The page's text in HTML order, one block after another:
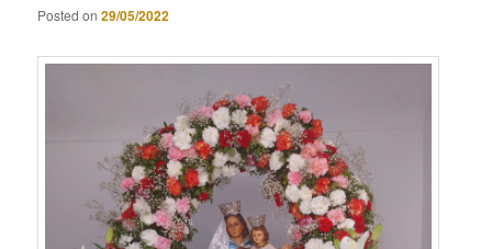
Posted on29/05/2022